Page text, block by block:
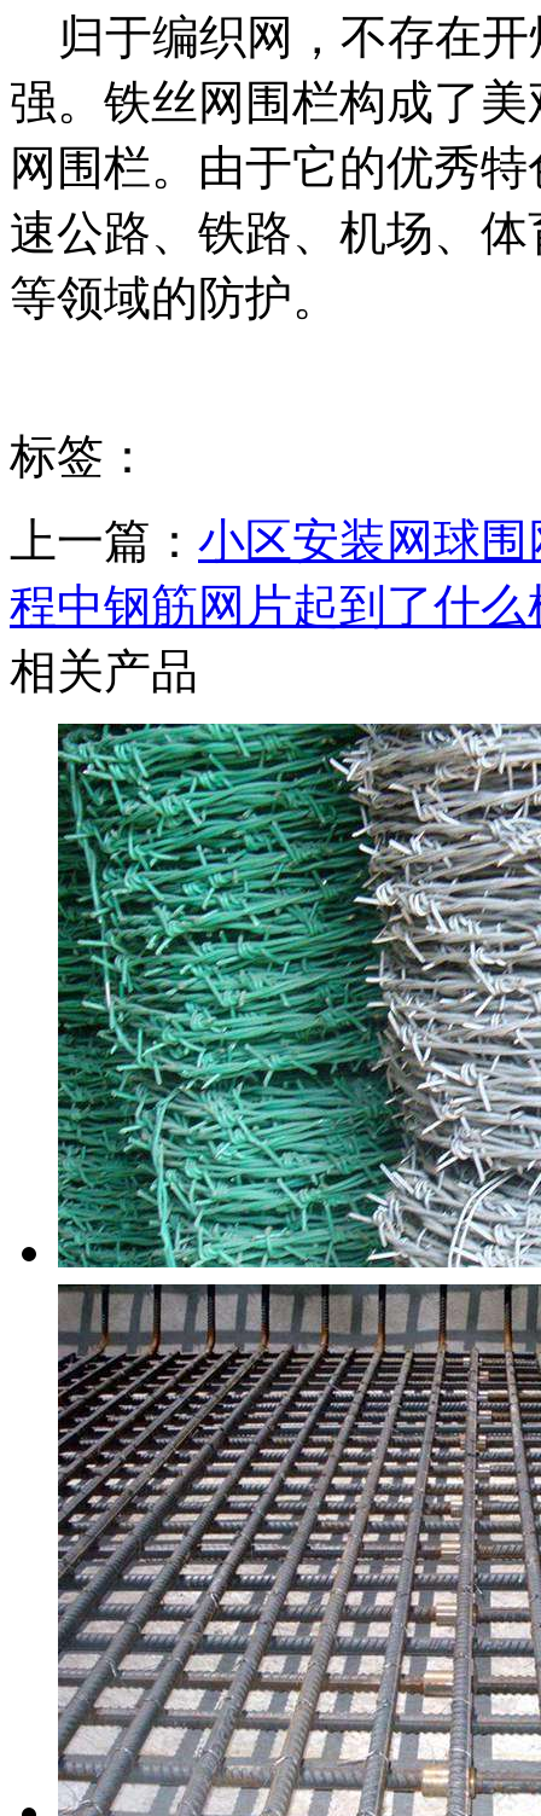
归于编织网，不存在开
强。铁丝网围栏构成了
网围栏。由于它的优秀
速公路、铁路、机场、
等领域的防护。
标签：
上一篇： 小区安装网球
程中钢筋网片起到了什
相关产品